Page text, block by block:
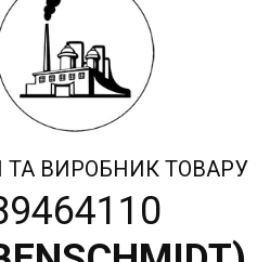
ТА ВИРОБНИК ТОВАРУ